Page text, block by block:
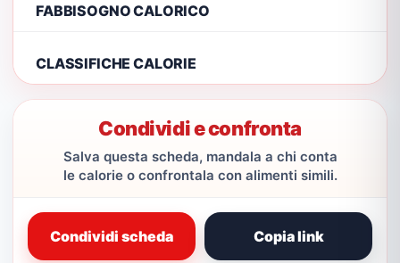
FABBISOGNO CALORICO
CLASSIFICHE CALORIE
Condividi e confronta
Salva questa scheda, mandala a chi conta
le calorie o confrontala con alimenti simili.
Condividi scheda Copia link